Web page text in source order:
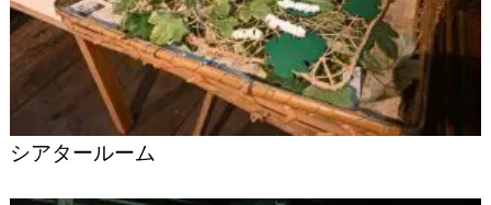
シアタールーム